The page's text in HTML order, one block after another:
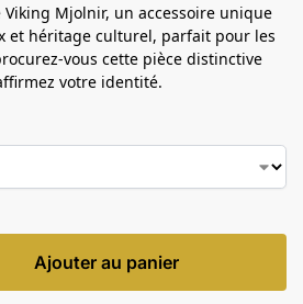
Viking Mjolnir, un accessoire unique
et héritage culturel, parfait pour les
vous cette pièce distinctive
votre identité.
Ajouter au panier